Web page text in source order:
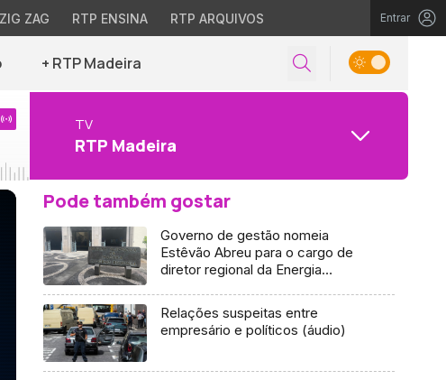
ZAG RTP ENSINA RTP ARQUIVOS Entrar
+ RTP Madeira
TV
RTP Madeira
Pode também gostar
Governo de gestão nomeia
Estêvão Abreu para o cargo de
diretor regional da Energia
Relações suspeitas entre
empresário e políticos (áudio)